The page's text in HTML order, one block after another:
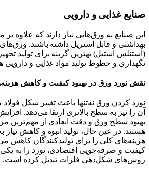
صنایع غذایی و دارویی
این صنایع به ورق‌هایی نیاز دارند که علاوه
بهداشتی و قابل استریل داشته باشند.
(استنلس استیل) بهترین گزینه برای تولید
نگهداری و خطوط تولید مواد غذایی و دارویی
نقش نورد ورق در بهبود کیفیت و کاهش
نورد کردن ورق نه‌تنها باعث تغییر شکل
آن را نیز به سطح بالاتری ارتقا می‌دهد.
بهبود سطح ورق و دقت ابعادی از مهم‌ترین
هستند. در عین حال، تولید انبوه و کاهش نیاز
هزینه‌های کلی را برای تولیدکنندگان کاهش
کیفیت و صرفه‌جویی اقتصادی، نورد را به یکی
روش‌های شکل‌دهی فلزات تبدیل کرده است.